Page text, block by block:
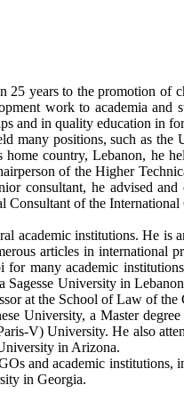
years to the promotion of
work to academia
and in quality education in
many positions, such as
country, Lebanon, he
of the Higher
consultant, he advised
Consultant of the
academic institutions. He
articles in
for many academic
University in
at the School of Law of
University, a Master
V) University. He also
in Arizona.
and academic
in Georgia.